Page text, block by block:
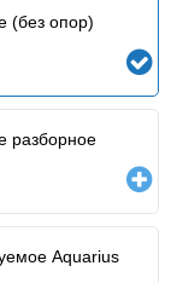
(без опор)
разборное
Aquarius